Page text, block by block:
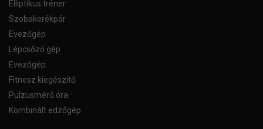
Elliptikus tréner
Szobakerékpár
Evezőgép
Lépcsőző gép
Evezőgép
Fitnesz kiegészítő
Pulzusmérő óra
Kombinált edzőgép